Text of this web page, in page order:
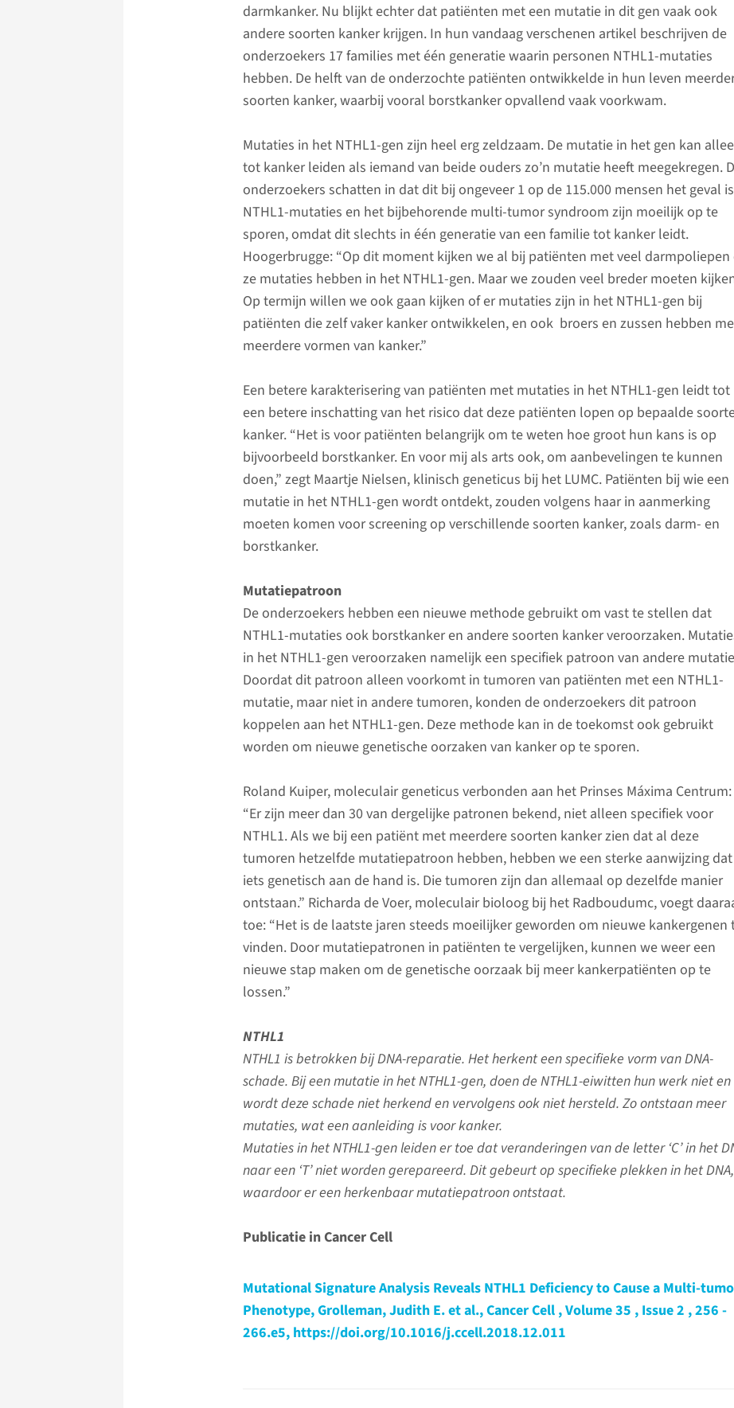
darmkanker. Nu blijkt echter dat patiënten met een mutatie in dit gen vaak ook
andere soorten kanker krijgen. In hun vandaag verschenen artikel beschrijven de
onderzoekers 17 families met één generatie waarin personen NTHL1-mutaties
hebben. De helft van de onderzochte patiënten ontwikkelde in hun leven
soorten kanker, waarbij vooral borstkanker opvallend vaak voorkwam.
Mutaties in het NTHL1-gen zijn heel erg zeldzaam. De mutatie in het gen kan
tot kanker leiden als iemand van beide ouders zo’n mutatie heeft meegekregen.
onderzoekers schatten in dat dit bij ongeveer 1 op de 115.000 mensen het geval
NTHL1-mutaties en het bijbehorende multi-tumor syndroom zijn moeilijk op te
sporen, omdat dit slechts in één generatie van een familie tot kanker leidt.
Hoogerbrugge: “Op dit moment kijken we al bij patiënten met veel darmpoliepen
ze mutaties hebben in het NTHL1-gen. Maar we zouden veel breder moeten
Op termijn willen we ook gaan kijken of er mutaties zijn in het NTHL1-gen bij
patiënten die zelf vaker kanker ontwikkelen, en ook broers en zussen hebben
meerdere vormen van kanker.”
Een betere karakterisering van patiënten met mutaties in het NTHL1-gen leidt tot
een betere inschatting van het risico dat deze patiënten lopen op bepaalde
kanker. “Het is voor patiënten belangrijk om te weten hoe groot hun kans is op
bijvoorbeeld borstkanker. En voor mij als arts ook, om aanbevelingen te kunnen
doen,” zegt Maartje Nielsen, klinisch geneticus bij het LUMC. Patiënten bij wie een
mutatie in het NTHL1-gen wordt ontdekt, zouden volgens haar in aanmerking
moeten komen voor screening op verschillende soorten kanker, zoals darm- en
borstkanker.
Mutatiepatroon
De onderzoekers hebben een nieuwe methode gebruikt om vast te stellen dat
NTHL1-mutaties ook borstkanker en andere soorten kanker veroorzaken.
in het NTHL1-gen veroorzaken namelijk een specifiek patroon van andere
Doordat dit patroon alleen voorkomt in tumoren van patiënten met een NTHL1-
mutatie, maar niet in andere tumoren, konden de onderzoekers dit patroon
koppelen aan het NTHL1-gen. Deze methode kan in de toekomst ook gebruikt
worden om nieuwe genetische oorzaken van kanker op te sporen.
Roland Kuiper, moleculair geneticus verbonden aan het Prinses Máxima Centrum:
“Er zijn meer dan 30 van dergelijke patronen bekend, niet alleen specifiek voor
NTHL1. Als we bij een patiënt met meerdere soorten kanker zien dat al deze
tumoren hetzelfde mutatiepatroon hebben, hebben we een sterke aanwijzing
iets genetisch aan de hand is. Die tumoren zijn dan allemaal op dezelfde manier
ontstaan.” Richarda de Voer, moleculair bioloog bij het Radboudumc, voegt
toe: “Het is de laatste jaren steeds moeilijker geworden om nieuwe kankergenen
vinden. Door mutatiepatronen in patiënten te vergelijken, kunnen we weer een
nieuwe stap maken om de genetische oorzaak bij meer kankerpatiënten op te
lossen.”
NTHL1
NTHL1 is betrokken bij DNA-reparatie. Het herkent een specifieke vorm van DNA-
schade. Bij een mutatie in het NTHL1-gen, doen de NTHL1-eiwitten hun werk niet en
wordt deze schade niet herkend en vervolgens ook niet hersteld. Zo ontstaan meer
mutaties, wat een aanleiding is voor kanker.
Mutaties in het NTHL1-gen leiden er toe dat veranderingen van de letter ‘C’ in het
naar een ‘T’ niet worden gerepareerd. Dit gebeurt op specifieke plekken in het DNA,
waardoor er een herkenbaar mutatiepatroon ontstaat.
Publicatie in Cancer Cell
Mutational Signature Analysis Reveals NTHL1 Deficiency to Cause a Multi-
Phenotype, Grolleman, Judith E. et al., Cancer Cell , Volume 35 , Issue 2 , 256 -
266.e5, https://doi.org/10.1016/j.ccell.2018.12.011